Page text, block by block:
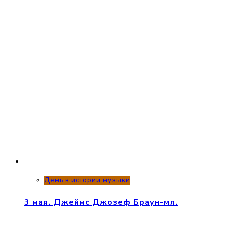
День в истории музыки
3 мая. Джеймс Джозеф Браун-мл.